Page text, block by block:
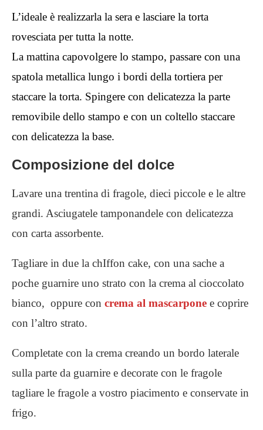
L’ideale è realizzarla la sera e lasciare la torta
rovesciata per tutta la notte.
La mattina capovolgere lo stampo, passare con una
spatola metallica lungo i bordi della tortiera per
staccare la torta. Spingere con delicatezza la parte
removibile dello stampo e con un coltello staccare
con delicatezza la base.
Composizione del dolce
Lavare una trentina di fragole, dieci piccole e le altre
grandi. Asciugatele tamponandele con delicatezza
con carta assorbente.
Tagliare in due la chIffon cake, con una sache a
poche guarnire uno strato con la crema al cioccolato
bianco, oppure con crema al mascarpone e coprire
con l’altro strato.
Completate con la crema creando un bordo laterale
sulla parte da guarnire e decorate con le fragole
tagliare le fragole a vostro piacimento e conservate in
frigo.